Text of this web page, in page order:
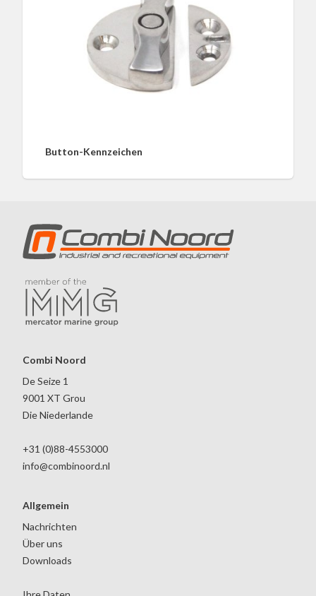
Button-Kennzeichen
Combi Noord
De Seize 1
9001 XT Grou
Die Niederlande
+31 (0)88-4553000
info@combinoord.nl
Allgemein
Nachrichten
Über uns
Downloads